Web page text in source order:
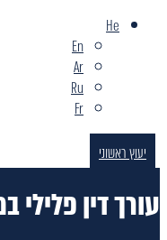
He
En
Ar
Ru
Fr
יעוץ ראשוני
עורך דין פלילי